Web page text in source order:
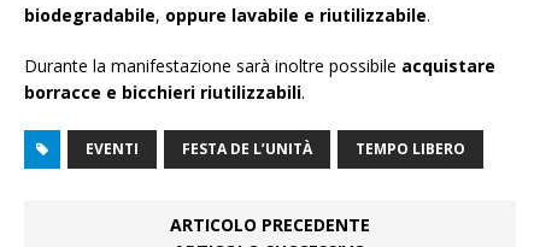
biodegradabile, oppure lavabile e riutilizzabile.
Durante la manifestazione sarà inoltre possibile acquistare
borracce e bicchieri riutilizzabili.
EVENTI FESTA DE L’UNITÀ TEMPO LIBERO
ARTICOLO PRECEDENTE